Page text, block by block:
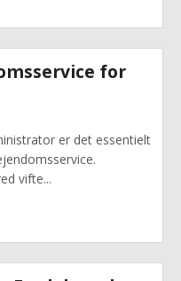
for
er det essentielt
vifte...